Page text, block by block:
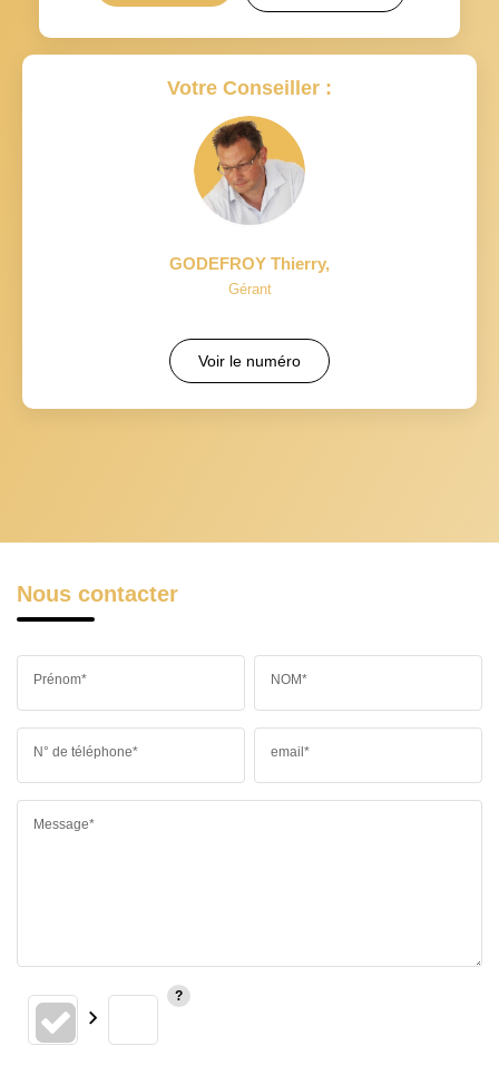
Votre Conseiller :
GODEFROY Thierry,
Gérant
Voir le numéro
Nous contacter
Prénom* NOM*
N° de téléphone* email*
Message*